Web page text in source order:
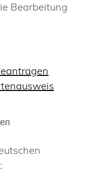
Bearbeitung